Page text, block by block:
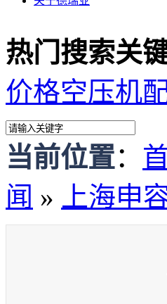
热门搜索关键
价格空压机
当前位置：
闻 » 上海申